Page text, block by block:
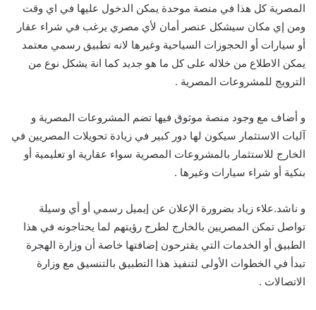
المصرية كل هذا في منصة موحدة يمكن الدخول عليها في اي وقت
ومن إي مكان سيشكل عنصر أمان لأي مصري يرغب في شراء عقار
أو سيارات أو الحجوزات السياحية وغيرها لانه تطبيق رسمي معتمد
يمكن الاطلاع من خلاله على كل ما هو جديد كما انة يشكل نوع من
الترويج للمشروعات المصرية .
و أضاف مع وجود منصة موثوق فيها تضم المشروعات المصرية و
آليات الاستثمار سيكون لها دور كبير في زيادة تحويلات المصريين في
الخارج للاستثمار بالمشروعات المصرية سواء عقارية او تعليمية أو
بنكية أو شراء سيارات وغيرها .
و ناشد.علاء زياد بضرورة الإعلان عن إيميل رسمي أو أي وسيلة
تواصل تمكن المصريين بالخارج لطرح رؤيتهم لما يحتاجونه في هذا
الطبيق أو الخدمات التي يقترحون إضافتها خاصة أن وزارة الهجرة
تبدأ في الخطوات الأولى لتنفيذ هذا التطبيق بالتنسيق مع وزارة
الاتصالات .